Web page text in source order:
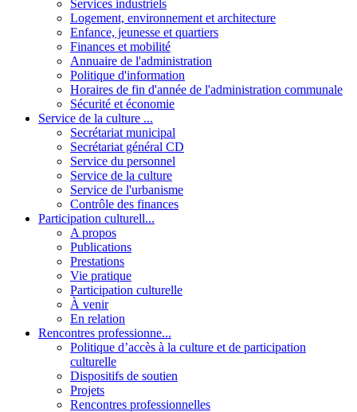
Services industriels
Logement, environnement et architecture
Enfance, jeunesse et quartiers
Finances et mobilité
Annuaire de l'administration
Politique d'information
Horaires de fin d'année de l'administration communale
Sécurité et économie
Service de la culture ...
Secrétariat municipal
Secrétariat général CD
Service du personnel
Service de la culture
Service de l'urbanisme
Contrôle des finances
Participation culturell...
A propos
Publications
Prestations
Vie pratique
Participation culturelle
À venir
En relation
Rencontres professionne...
Politique d’accès à la culture et de participation
culturelle
Dispositifs de soutien
Projets
Rencontres professionnelles